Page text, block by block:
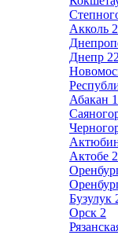
Акколь 2
Днепр 22
Абакан
Актобе
Бузулук
Орск 2